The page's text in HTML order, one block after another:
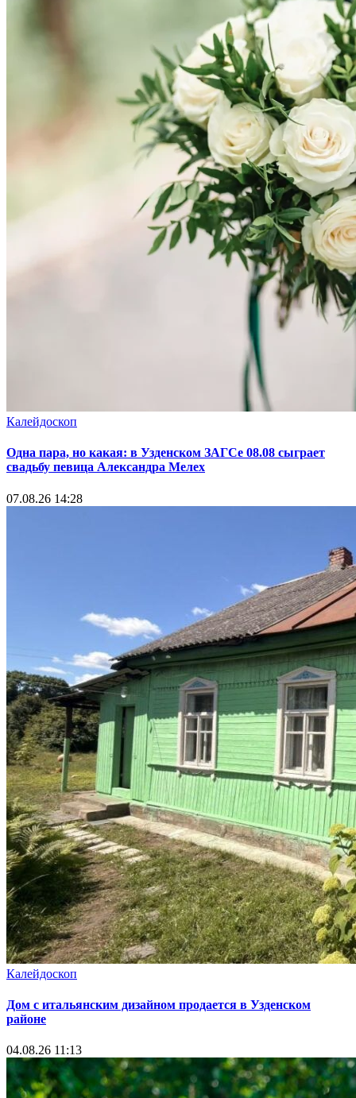
Калейдоскоп
Одна пара, но какая: в Узденском ЗАГСе 08.08 сыграет
свадьбу певица Александра Мелех
07.08.26 14:28
Калейдоскоп
Дом с итальянским дизайном продается в Узденском
районе
04.08.26 11:13